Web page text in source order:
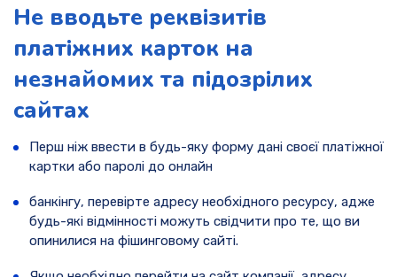
Не вводьте реквізитів
платіжних карток на
незнайомих та підозрілих
сайтах
Перш ніж ввести в будь-яку форму дані своєї платіжної
картки або паролі до онлайн
банкінгу, перевірте адресу необхідного ресурсу, адже
будь-які відмінності можуть свідчити про те, що ви
опинилися на фішинговому сайті.